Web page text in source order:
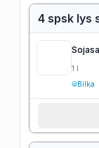
4 spsk lys
1 l
Bilka